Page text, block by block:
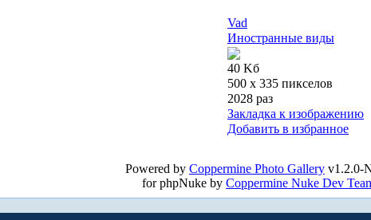
Vad
Иностранные виды
40 Kб
500 x 335 пикселов
2028 раз
Закладка к изображению
Добавить в избранное
Powered by Coppermine Photo Gallery v1.2.0-
for phpNuke by Coppermine Nuke Dev